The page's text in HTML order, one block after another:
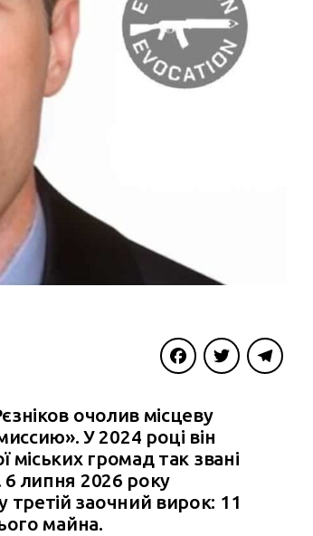
очолив місцеву
У 2024 році він
міських громад так звані
6 липня 2026 року
заочний вирок: 11
майна.